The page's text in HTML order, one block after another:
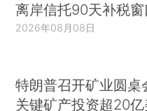
离岸信托90天补税
2026年08月08日
特朗普召开矿业圆桌
关键矿产投资超20